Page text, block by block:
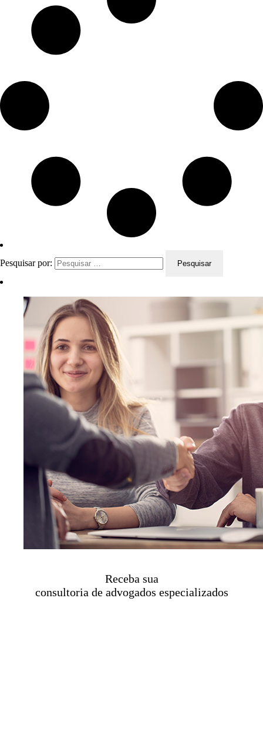
Pesquisar por:
Receba sua
consultoria de advogados especializados